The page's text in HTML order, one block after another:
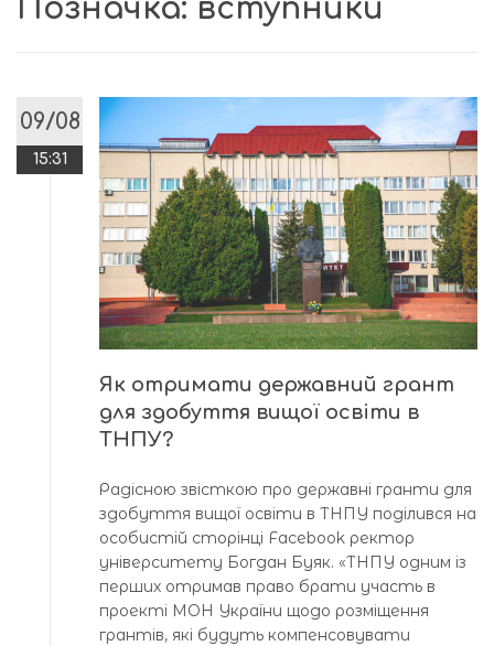
Позначка: вступники
09/08
15:31
Як отримати державний грант
для здобуття вищої освіти в
ТНПУ?
Радісною звісткою про державні гранти для
здобуття вищої освіти в ТНПУ поділився на
особистій сторінці Facebook ректор
університету Богдан Буяк. «ТНПУ одним із
перших отримав право брати участь в
проекті МОН України щодо розміщення
грантів, які будуть компенсовувати